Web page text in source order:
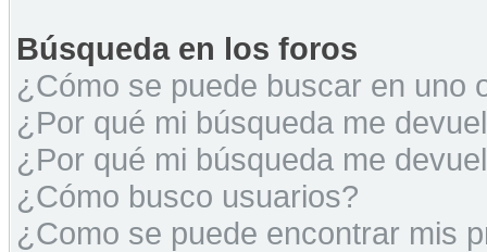
Búsqueda en los foros
¿Cómo se puede buscar en uno
¿Por qué mi búsqueda me
¿Por qué mi búsqueda me
¿Cómo busco usuarios?
¿Como se puede encontrar mis